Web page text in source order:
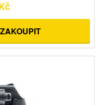
ZAKOUPIT